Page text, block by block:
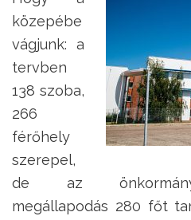
közepébe
vágjunk: a
tervben
138 szoba,
266
férőhely
szerepel,
de az
megállapodás 280 főt